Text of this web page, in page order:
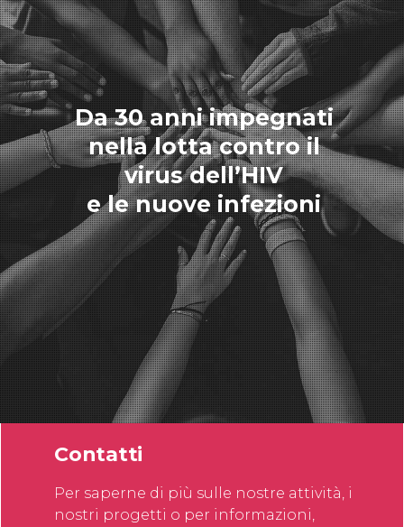
Contatti
Per saperne di più sulle nostre attività, i
nostri progetti o per informazioni,